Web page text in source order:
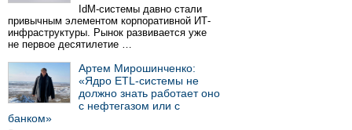
IdM-системы давно стали
привычным элементом корпоративной ИТ-
инфраструктуры. Рынок развивается уже
не первое десятилетие …
Артем Мирошинченко:
«Ядро ETL-системы не
должно знать работает оно
с нефтегазом или с
банком»